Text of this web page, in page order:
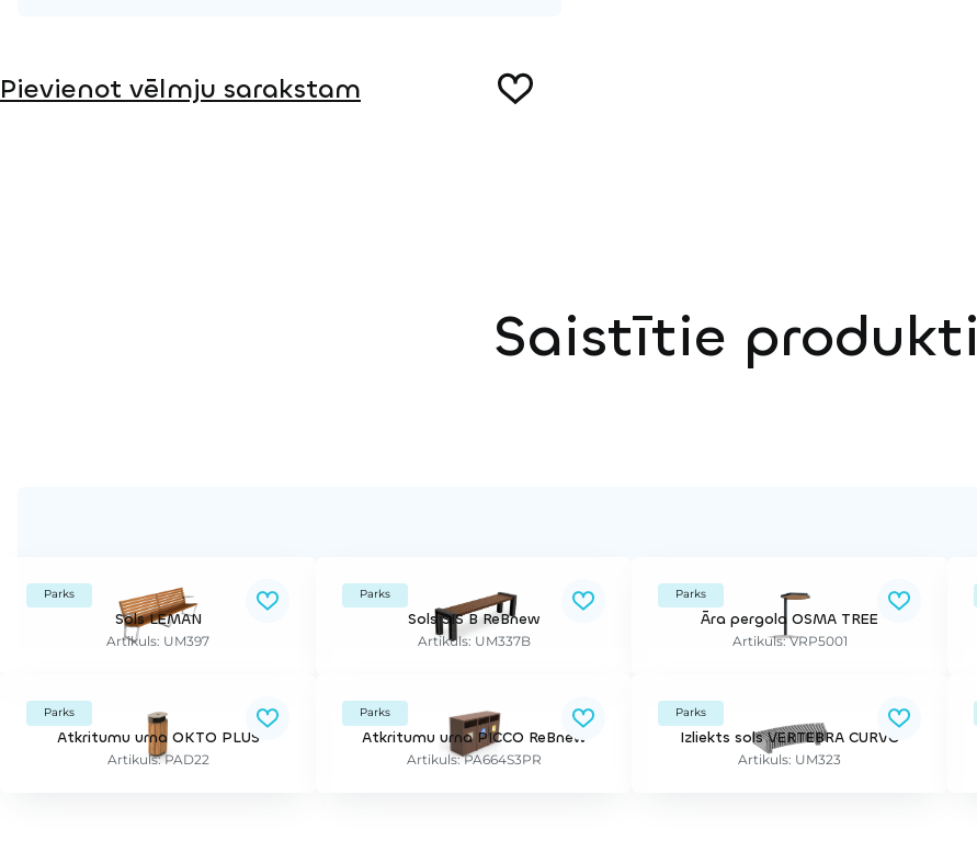
Pievienot vēlmju sarakstam
Saistītie produkti
Parks
Sols LEMAN
Artikuls: UM397
Parks
Sols SIS B ReBnew
Artikuls: UM337B
Parks
Āra pergola OSMA TREE
Artikuls: VRP5001
Parks
Atkritumu urna OKTO PLUS
Artikuls: PAD22
Parks
Atkritumu urna PICCO ReBnew
Artikuls: PA664S3PR
Parks
Izliekts sols VERTEBRA CURVO
Artikuls: UM323